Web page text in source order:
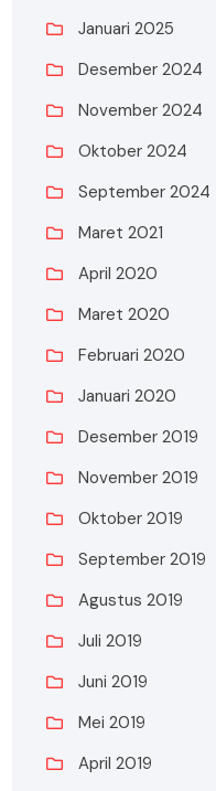
Januari 2025
Desember 2024
November 2024
Oktober 2024
September 2024
Maret 2021
April 2020
Maret 2020
Februari 2020
Januari 2020
Desember 2019
November 2019
Oktober 2019
September 2019
Agustus 2019
Juli 2019
Juni 2019
Mei 2019
April 2019